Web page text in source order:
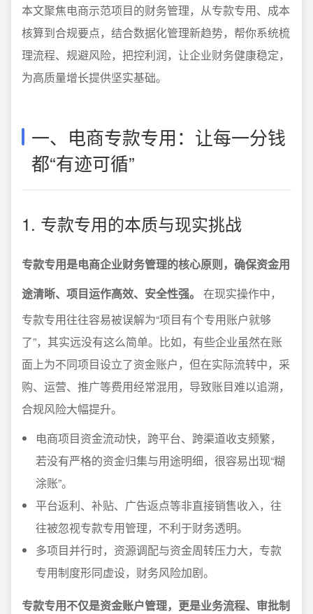
本文聚焦电商示范项目的财务管理，从专款专用、成本
核算到合规要点，结合数据化管理新趋势，帮你系统梳
理流程、规避风险，把控利润，让企业财务健康稳定，
为高质量增长提供坚实基础。
一、电商专款专用：让每一分钱
都“有迹可循”
1. 专款专用的本质与现实挑战
专款专用是电商企业财务管理的核心原则，确保资金用
途清晰、项目运作高效、安全性强。
在现实操作中，
专款专用往往容易被误解为“项目有个专用账户就够
了”，其实远没有这么简单。比如，有些企业虽然在账
面上为不同项目设立了资金账户，但在实际流转中，采
购、运营、推广等费用经常混用，导致账目难以追溯，
合规风险大幅提升。
电商项目资金流动快，跨平台、跨渠道收支频繁，
若没有严格的资金归集与用途明细，很容易出现“糊
涂账”。
平台返利、补贴、广告返点等非直接销售收入，往
往被忽视专款专用管理，不利于财务透明。
多项目并行时，资源调配与资金周转压力大，专款
专用制度形同虚设，财务风险加剧。
专款专用不仅是资金账户管理，更是业务流程、审批制